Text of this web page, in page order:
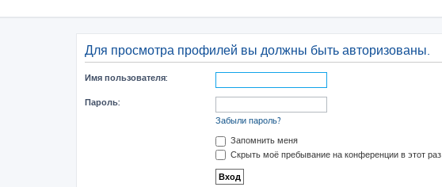
Для просмотра профилей вы должны быть авторизованы.
Имя пользователя:
Пароль:
Забыли пароль?
Запомнить меня
Скрыть моё пребывание на конференции в этот раз